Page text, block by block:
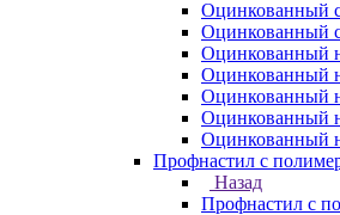
Оцинкованный
Оцинкованный
Оцинкованный
Оцинкованный
Оцинкованный
Оцинкованный
Оцинкованный
Профнастил с
Назад
Профнастил с